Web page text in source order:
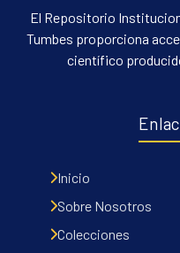
Communities & Collections
El Repositorio
Tumbes proporciona
científico
Inicio
Sobre Nosotros
Colecciones